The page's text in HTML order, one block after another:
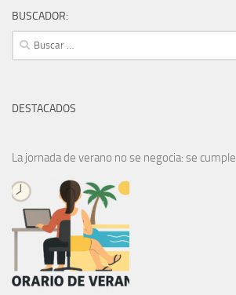
BUSCADOR:
Buscar:
DESTACADOS
La jornada de verano no se negocia: se cumple